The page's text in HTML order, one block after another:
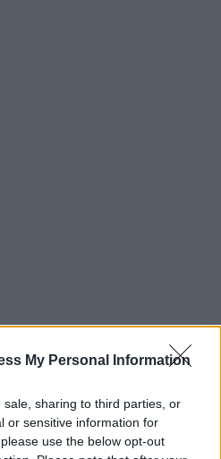
My Personal Information
sharing to third parties, or
or sensitive information for
use the below opt-out